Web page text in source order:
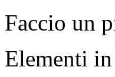
Faccio un
Elementi